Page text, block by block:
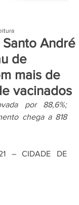
André
de
mais de
vacinados
por 88,6%;
chega a 818
– CIDADE DE